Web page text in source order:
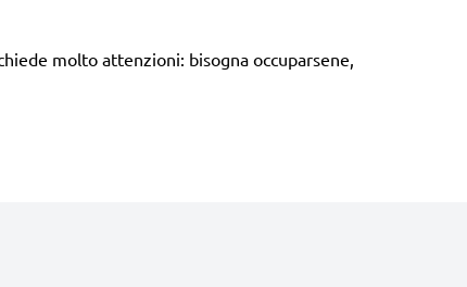
molto attenzioni: bisogna occuparsene,